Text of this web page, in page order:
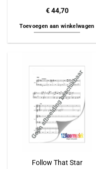
€44,70
Toevoegen aan winkelwagen
Follow That Star